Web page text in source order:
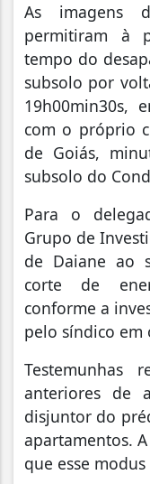
As imagens
permitiram à
tempo do
subsolo por
19h00min30s,
com o próprio
de Goiás,
subsolo do
Para o
Grupo de
de Daiane ao
corte de
conforme a
pelo síndico em
Testemunhas
anteriores de
disjuntor do
apartamentos.
que esse